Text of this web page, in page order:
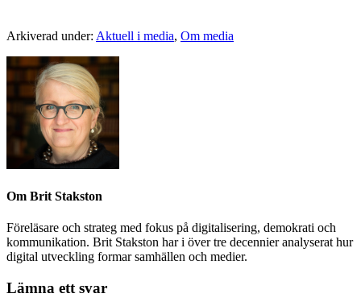
Arkiverad under: Aktuell i media, Om media
Om Brit Stakston
Föreläsare och strateg med fokus på digitalisering, demokrati och
kommunikation. Brit Stakston har i över tre decennier analyserat hur
digital utveckling formar samhällen och medier.
Lämna ett svar